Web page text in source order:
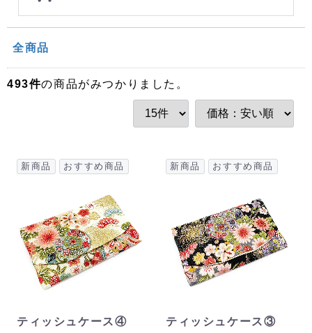
全商品
493件の商品がみつかりました。
新商品 おすすめ商品
ティッシュケース④
新商品 おすすめ商品
ティッシュケース③